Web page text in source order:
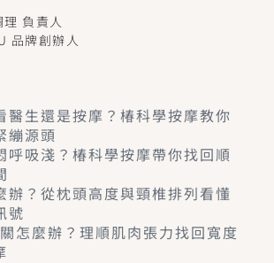
負責人
品牌創辦人
醫生還是按摩？椿科學按摩教你
繃源頭
呼吸淺？椿科學按摩帶你找回順
辦？從枕頭高度與頸椎排列看懂
號
怎麼辦？理順肌肉張力找回寬度